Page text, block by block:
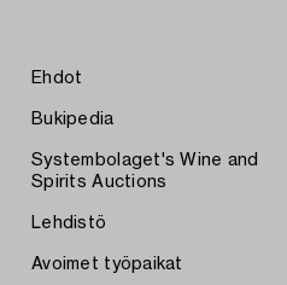
Ehdot
Bukipedia
Systembolaget's Wine and
Spirits Auctions
Lehdistö
Avoimet työpaikat